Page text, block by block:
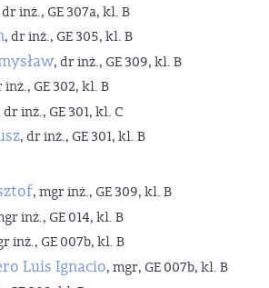
inż., GE 307a, kl. B
, dr inż., GE 305, kl. B
, dr inż., GE 309, kl. B
inż., GE 302, kl. B
dr inż., GE 301, kl. C
, dr inż., GE 301, kl. B
, mgr inż., GE 309, kl. B
inż., GE 014, kl. B
inż., GE 007b, kl. B
Luis Ignacio, mgr, GE 007b, kl. B